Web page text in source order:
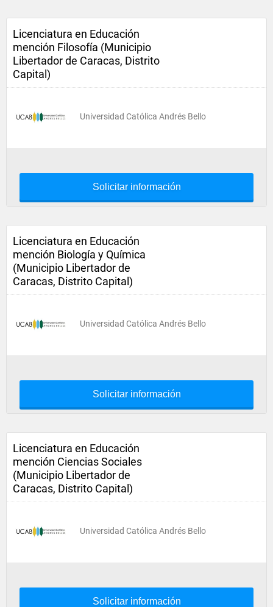
Licenciatura en Educación
mención Filosofía (Municipio
Libertador de Caracas, Distrito
Capital)
Universidad Católica Andrés Bello
Solicitar información
Licenciatura en Educación
mención Biología y Química
(Municipio Libertador de
Caracas, Distrito Capital)
Universidad Católica Andrés Bello
Solicitar información
Licenciatura en Educación
mención Ciencias Sociales
(Municipio Libertador de
Caracas, Distrito Capital)
Universidad Católica Andrés Bello
Solicitar información